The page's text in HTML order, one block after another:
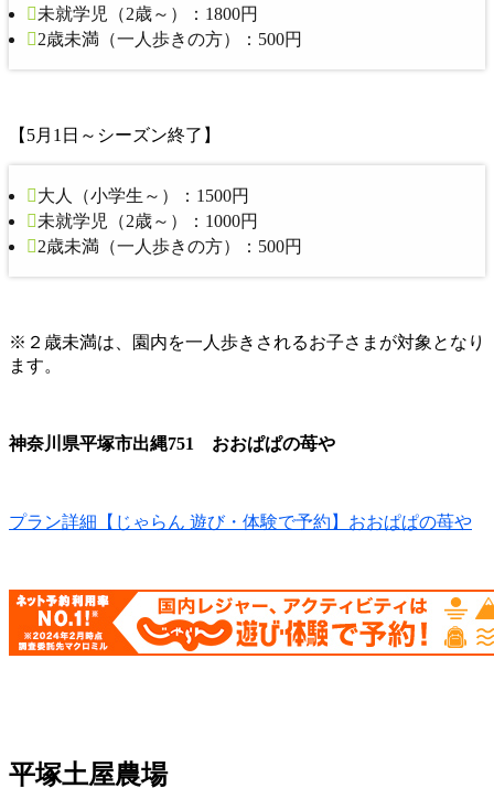
未就学児（2歳～）：1800円
2歳未満（一人歩きの方）：500円
【5月1日～シーズン終了】
大人（小学生～）：1500円
未就学児（2歳～）：1000円
2歳未満（一人歩きの方）：500円
※２歳未満は、園内を一人歩きされるお子さまが対象となり
ます。
神奈川県平塚市出縄751 おおぱぱの苺や
プラン詳細【じゃらん 遊び・体験で予約】おおぱぱの苺や
平塚土屋農場